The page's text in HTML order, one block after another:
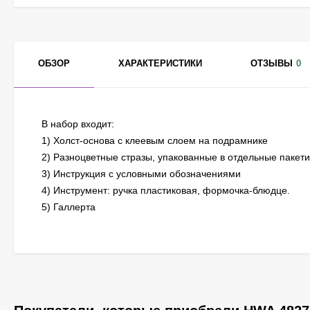
ОБЗОР ХАРАКТЕРИСТИКИ ОТЗЫВЫ 0
В набор входит:
1) Холст-основа с клеевым слоем на подрамнике
2) Разноцветные стразы, упакованные в отдельные
3) Инструкция с условными обозначениями
4) Инструмент: ручка пластиковая, формочка-блюдце.
5) Галлерта